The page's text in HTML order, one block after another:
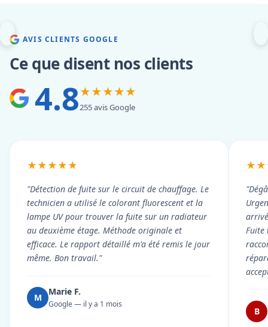
AVIS CLIENTS GOOGLE
Ce que disent nos clients
4.8★★★★★
255 avis Google
★★★★★
"Détection de fuite sur le circuit de chauffage. Le
technicien a utilisé le colorant fluorescent et la
lampe UV pour trouver la fuite sur un radiateur
au deuxième étage. Méthode originale et
efficace. Le rapport détaillé m'a été remis le jour
même. Bon travail."
M
Marie F.
Google — il y a 1 mois
Fuite
B